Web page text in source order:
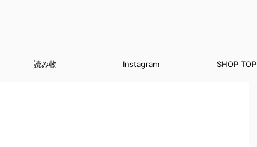
読み物 Instagram SHOP TOP